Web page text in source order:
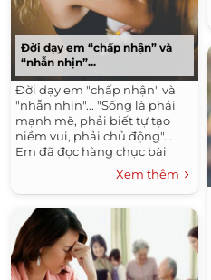
Đời dạy em “chấp nhận” và
“nhẫn nhịn”...
Đời dạy em "chấp nhận" và
"nhẫn nhịn"... "Sống là phải
mạnh mẽ, phải biết tự tạo
niềm vui, phải chủ động"...
Em đã đọc hàng chục bài
Xem thêm